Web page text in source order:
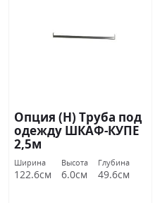
Опция (Н) Труба под
одежду ШКАФ-КУПЕ
2,5м
Ширина
122.6см
Высота
6.0см
Глубина
49.6см